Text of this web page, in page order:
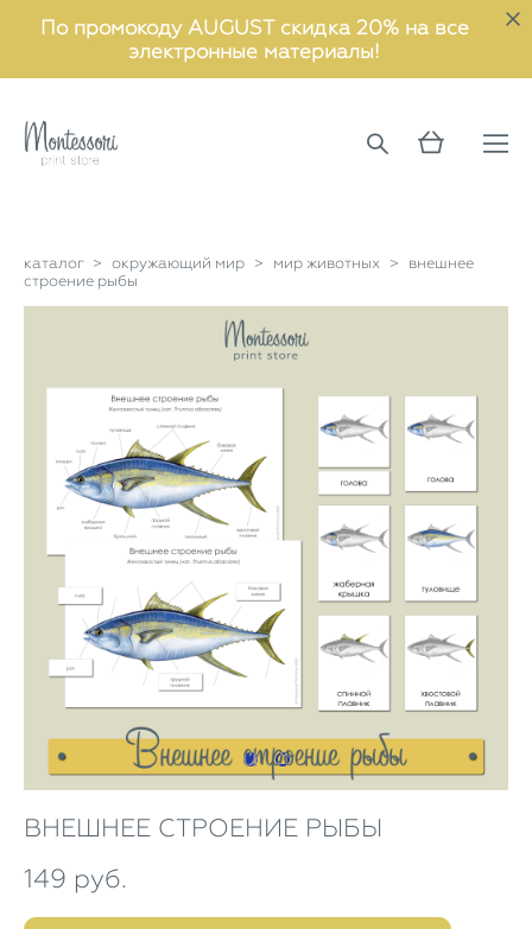
По промокоду AUGUST скидка 20% на все
электронные материалы!
каталог > окружающий мир > мир животных >
внешнее
строение рыбы
ВНЕШНЕЕ СТРОЕНИЕ РЫБЫ
149 pуб.